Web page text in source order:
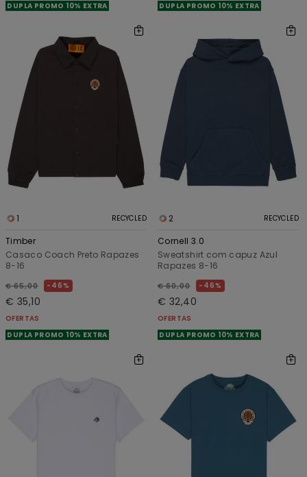
DUPLA PROMO 10% EXTRA
DUPLA PROMO 10% EXTRA
1 RECYCLED
Timber
Casaco Coach Preto Rapazes
8-16
€ 65,00 46%
€ 35,10
OFERTAS
DUPLA PROMO 10% EXTRA
2 RECYCLED
Cornell 3.0
Sweatshirt com capuz Azul
Rapazes 8-16
€ 60,00 46%
€ 32,40
OFERTAS
DUPLA PROMO 10% EXTRA